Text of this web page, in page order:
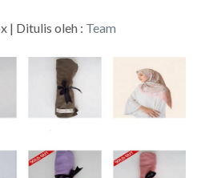
| Ditulis oleh : Team